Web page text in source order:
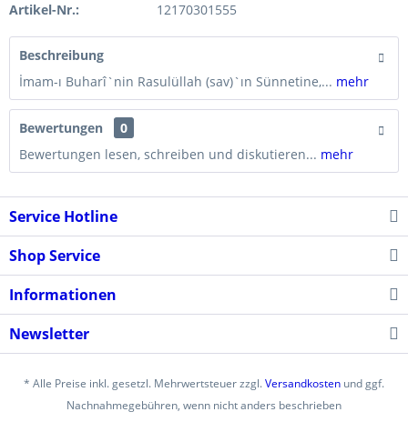
Artikel-Nr.: 12170301555
Beschreibung
İmam-ı Buharî`nin Rasulüllah (sav)`ın Sünnetine,... mehr
Bewertungen
0
Bewertungen lesen, schreiben und diskutieren... mehr
Service Hotline
Shop Service
Informationen
Newsletter
* Alle Preise inkl. gesetzl. Mehrwertsteuer zzgl.Versandkosten und ggf.
Nachnahmegebühren, wenn nicht anders beschrieben